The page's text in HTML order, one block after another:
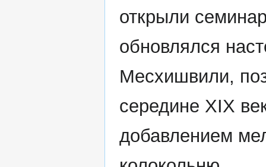
открыли
обновлялся
Месхишвили,
середине XIX
добавлением